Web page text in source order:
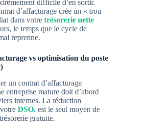
difficile d’en sortir.
d’affacturage crée un « trou
dans votre trésorerie nette
le temps que le cycle de
reprenne.
vs optimisation du poste
un contrat d’affacturage
entreprise mature doit d’abord
internes. La réduction
DSO. est le seul moyen de
gratuite.